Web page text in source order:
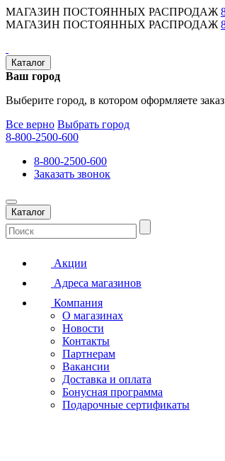
МАГАЗИН ПОСТОЯННЫХ РАСПРОДАЖ
МАГАЗИН ПОСТОЯННЫХ РАСПРОДАЖ
Каталог
Ваш город
Выберите город, в котором оформляете
Все верно Выбрать город
8-800-2500-600
8-800-2500-600
Заказать звонок
Каталог
Акции
Адреса магазинов
Компания
О магазинах
Новости
Контакты
Партнерам
Вакансии
Доставка и оплата
Бонусная программа
Подарочные сертификаты